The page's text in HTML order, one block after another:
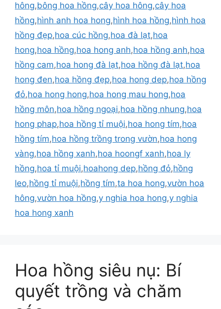
hông,bông hoa hồng,cây hoa hông,cây hoa
hồng,hình anh hoa hong,hình hoa hồng,hình hoa
hồng đẹp,hoa cúc hồng,hoa đà lạt,hoa
hong,hoa hồng,hoa hong anh,hoa hồng anh,hoa
hồng cam,hoa hong đà lạt,hoa hồng đà lạt,hoa
hong đen,hoa hồng đẹp,hoa hong dep,hoa hồng
đỏ,hoa hong hong,hoa hong mau hong,hoa
hồng môn,hoa hồng ngoại,hoa hồng nhung,hoa
hong phap,hoa hồng tỉ muội,hoa hong tím,hoa
hồng tím,hoa hồng trồng trong vườn,hoa hong
vàng,hoa hồng xanh,hoa hoongf xanh,hoa ly
hồng,hoa tỉ muội,hoahong dep,hồng đỏ,hồng
leo,hồng tỉ muội,hồng tím,ta hoa hong,vườn hoa
hông,vườn hoa hồng,y nghia hoa hong,y nghia
hoa hong xanh
Hoa hồng siêu nụ: Bí
quyết trồng và chăm